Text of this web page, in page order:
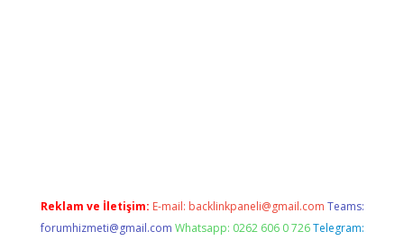
Reklam ve İletişim: E-mail: backlinkpaneli@gmail.com Teams:
forumhizmeti@gmail.com Whatsapp: 0262 606 0 726 Telegram: